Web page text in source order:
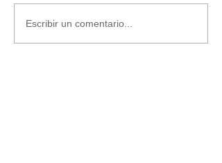
Escribir un comentario...